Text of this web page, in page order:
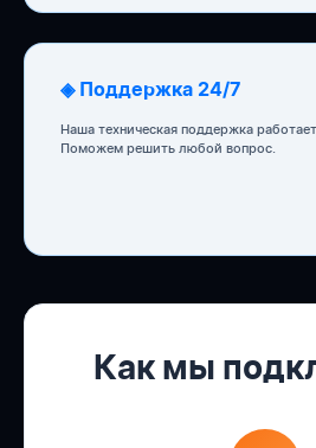
◈ Поддержка 24/7
Наша техническая поддержка
Поможем решить любой вопрос.
Как мы